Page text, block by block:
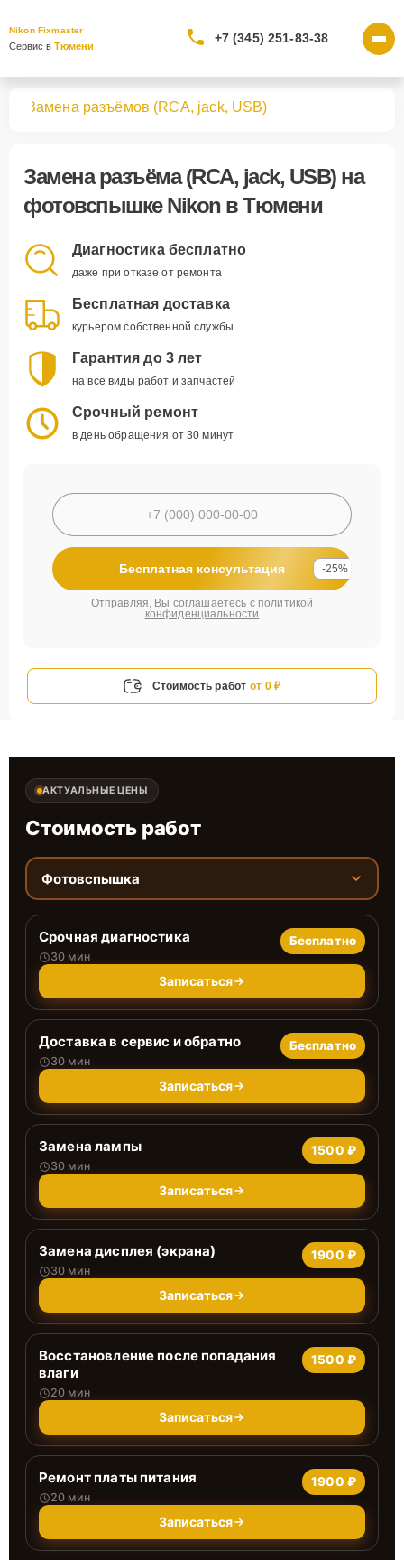
Nikon Fixmaster
Сервис в Тюмени
+7 (345) 251-83-38
Замена разъёмов (RCA, jack, USB)
Замена разъёма (RCA, jack, USB)на
фотовспышке Nikon в Тюмени
Диагностика бесплатно
даже при отказе от ремонта
Бесплатная доставка
курьером собственной службы
Гарантия до 3 лет
на все виды работ и запчастей
Срочный ремонт
в день обращения от 30 минут
Бесплатная консультация -25%
Отправляя, Вы соглашаетесь с политикой
конфиденциальности
Стоимость работ от 0 ₽
АКТУАЛЬНЫЕ ЦЕНЫ
Стоимость работ
Фотовспышка
Срочная диагностика
30 мин
Бесплатно
Записаться
Доставка в сервис и обратно
30 мин
Бесплатно
Записаться
Замена лампы
30 мин
1500 ₽
Записаться
Замена дисплея (экрана)
30 мин
1900 ₽
Записаться
Восстановление после попадания
влаги
20 мин
1500 ₽
Записаться
Ремонт платы питания
20 мин
1900 ₽
Записаться